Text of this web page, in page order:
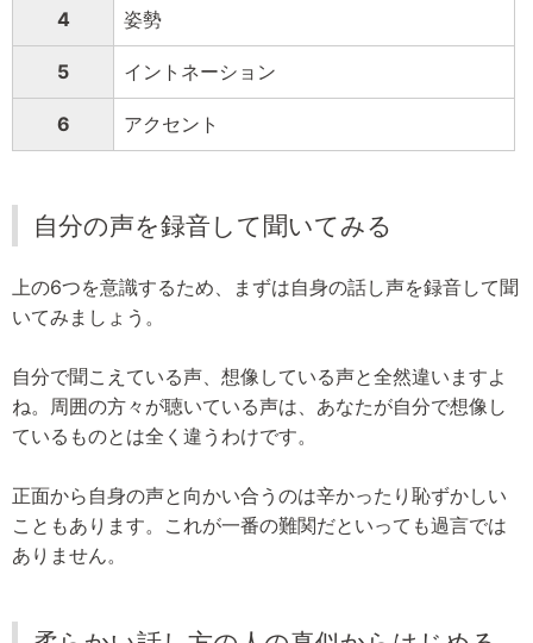
4 姿勢
5 イントネーション
6 アクセント
自分の声を録音して聞いてみる
上の6つを意識するため、まずは自身の話し声を録音して聞
いてみましょう。
自分で聞こえている声、想像している声と全然違いますよ
ね。周囲の方々が聴いている声は、あなたが自分で想像し
ているものとは全く違うわけです。
正面から自身の声と向かい合うのは辛かったり恥ずかしい
こともあります。これが一番の難関だといっても過言では
ありません。